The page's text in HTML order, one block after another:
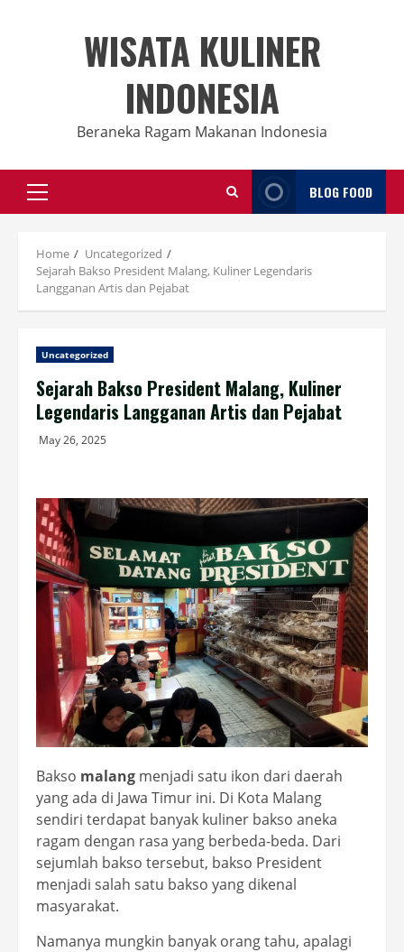
WISATA KULINER
INDONESIA
Beraneka Ragam Makanan Indonesia
Primary
Menu
BLOG FOOD
Home
Uncategorized
Sejarah Bakso President Malang, Kuliner Legendaris
Langganan Artis dan Pejabat
Uncategorized
Sejarah Bakso President Malang, Kuliner
Legendaris Langganan Artis dan Pejabat
May 26, 2025
Bakso malang menjadi satu ikon dari daerah
yang ada di Jawa Timur ini. Di Kota Malang
sendiri terdapat banyak kuliner bakso aneka
ragam dengan rasa yang berbeda-beda. Dari
sejumlah bakso tersebut, bakso President
menjadi salah satu bakso yang dikenal
masyarakat.
Namanya mungkin banyak orang tahu, apalagi